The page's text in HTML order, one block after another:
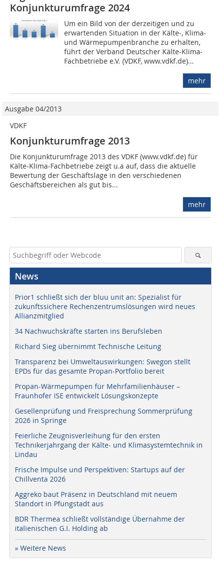
Konjunkturumfrage 2024
Um ein Bild von der derzeitigen und zu
erwartenden Situation in der Kälte-, Klima-
und Wärmepumpenbranche zu erhalten,
führt der Verband Deutscher Kälte-Klima-
Fachbetriebe e.V. (VDKF, www.vdkf.de)...
mehr
Ausgabe 04/2013
VDKF
Konjunktur­umfrage 2013
Die Konjunkturumfrage 2013 des VDKF (www.vdkf.de) für
Kälte-Klima-Fachbetriebe zeigt u.a auf, dass die aktuelle
Bewertung der Geschäftslage in den verschiedenen
Geschäftsbereichen als gut bis...
mehr
News
Prior1 schließt sich der bluu unit an: Spezialist für
zukunftssichere Rechenzentrumslösungen wird neues
Allianzmitglied
34 Nachwuchskräfte starten ins Berufsleben
Richard Sieg übernimmt Technische Leitung
Transparenz bei Umweltauswirkungen: Swegon stellt
EPDs für das gesamte Propan-Portfolio bereit
Propan-Wärmepumpen für Mehrfamilienhäuser –
Fraunhofer ISE entwickelt Lösungskonzepte
Gesellenprüfung und Freisprechung Sommerprüfung
2026 in Springe
Feierliche Zeugnisverleihung für den ersten
Technikerjahrgang der Kälte- und Klimasystemtechnik in
Lindau
Frische Impulse und Perspektiven: Startups auf der
Chillventa 2026
Aggreko baut Präsenz in Deutschland mit neuem
Standort in Pfungstadt aus
BDR Thermea schließt vollständige Übernahme der
italienischen G.I. Holding ab
» Weitere News